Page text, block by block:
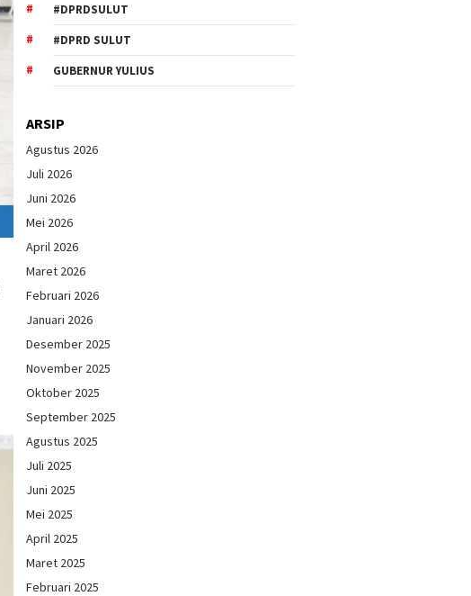
#DPRDSULUT
#DPRD SULUT
GUBERNUR YULIUS
ARSIP
Agustus 2026
Juli 2026
Juni 2026
Mei 2026
April 2026
Maret 2026
Februari 2026
Januari 2026
Desember 2025
November 2025
Oktober 2025
September 2025
Agustus 2025
Juli 2025
Juni 2025
Mei 2025
April 2025
Maret 2025
Februari 2025